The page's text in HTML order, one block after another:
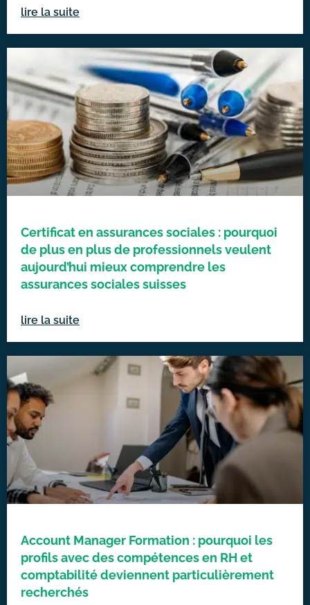
lire la suite
Certificat en assurances sociales : pourquoi
de plus en plus de professionnels veulent
aujourd’hui mieux comprendre les
assurances sociales suisses
lire la suite
Account Manager Formation : pourquoi les
profils avec des compétences en RH et
comptabilité deviennent particulièrement
recherchés